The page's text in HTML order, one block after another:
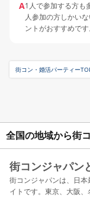
A1人で参加する方も
人参加の方しかい
ントがおすすめです
街コン・婚活パーティー
全国の地域から街
街コンジャパン
街コンジャパンは、日
イトです。東京、大阪